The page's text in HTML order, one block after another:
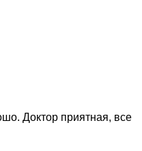
Доктор приятная, все